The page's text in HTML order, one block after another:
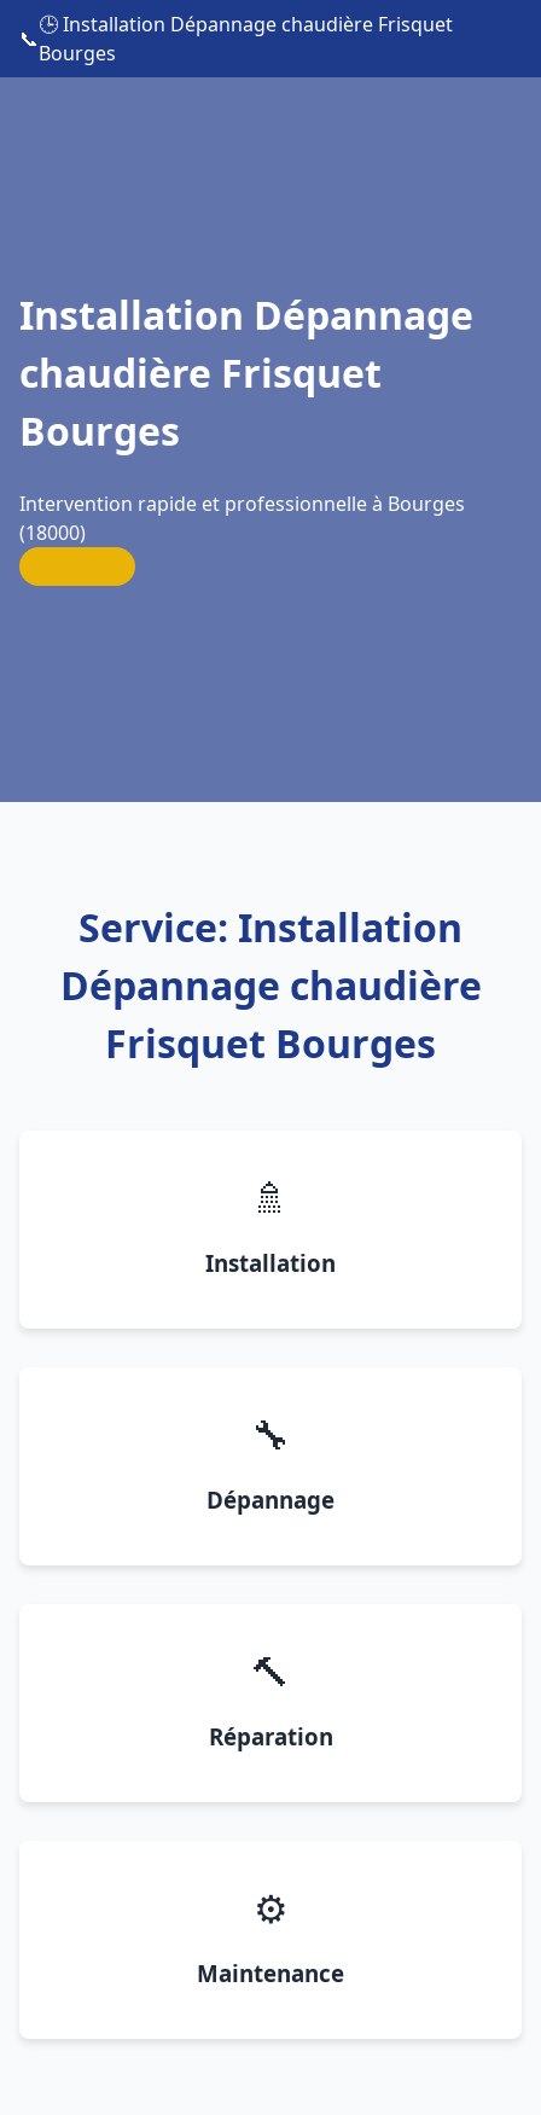
📞
🕒 Installation Dépannage chaudière Frisquet
Bourges
Installation Dépannage
chaudière Frisquet
Bourges
Intervention rapide et professionnelle à Bourges
(18000)
Service: Installation
Dépannage chaudière
Frisquet Bourges
🚿
Installation
🔧
Dépannage
🔨
Réparation
⚙️
Maintenance